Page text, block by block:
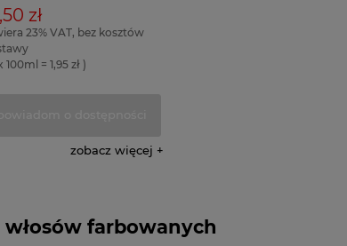
zł
23% VAT, bez kosztów
100ml = 1,95 zł )
zobacz więcej
farbowanych